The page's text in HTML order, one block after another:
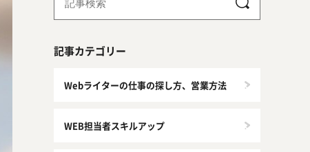
記事カテゴリー
Webライターの仕事の探し方、営業方法
WEB担当者スキルアップ